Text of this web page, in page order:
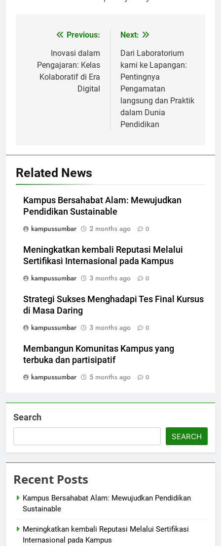
navigation
Previous:
Inovasi dalam
Pengajaran: Kelas
Kolaboratif di Era
Digital
Next:
Dari Laboratorium
kami ke Lapangan:
Pentingnya
Pengamatan
langsung dan Praktik
dalam Dunia
Pendidikan
Related News
Kampus Bersahabat Alam: Mewujudkan
Pendidikan Sustainable
kampussumbar
2 months ago 0
Meningkatkan kembali Reputasi Melalui
Sertifikasi Internasional pada Kampus
kampussumbar
3 months ago 0
Strategi Sukses Menghadapi Tes Final Kursus
di Masa Daring
kampussumbar
3 months ago 0
Membangun Komunitas Kampus yang
terbuka dan partisipatif
kampussumbar
5 months ago 0
Search
SEARCH
Recent Posts
Kampus Bersahabat Alam: Mewujudkan Pendidikan
Sustainable
Meningkatkan kembali Reputasi Melalui Sertifikasi
Internasional pada Kampus